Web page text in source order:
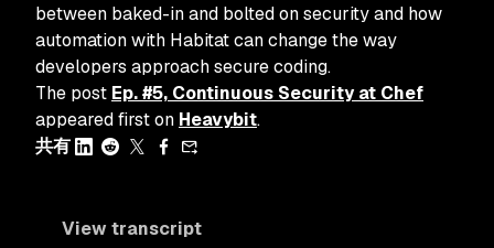
between baked-in and bolted on security and how
automation with Habitat can change the way
developers approach secure coding.
The post Ep. #5, Continuous Security at Chef
appeared first on Heavybit.
共有
View transcript